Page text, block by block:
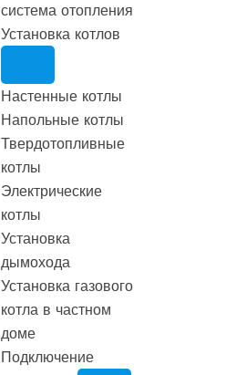
система отопления
Установка котлов
Настенные котлы
Напольные котлы
Твердотопливные
котлы
Электрические
котлы
Установка
дымохода
Установка газового
котла в частном
доме
Подключение